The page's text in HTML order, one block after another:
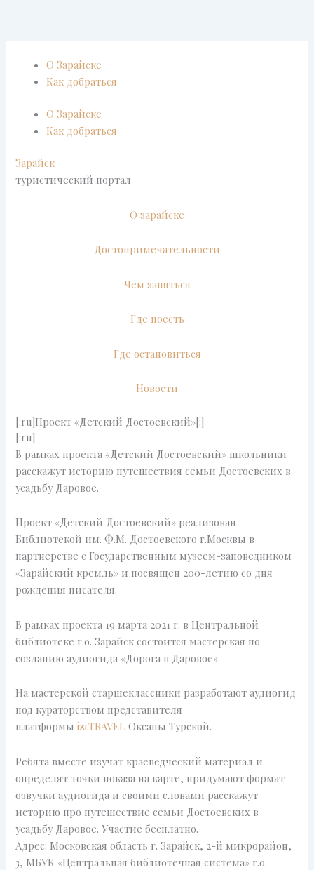
О Зарайске
Как добраться
О Зарайске
Как добраться
Зарайск
туристический портал
О зарайске
Достопримечательности
Чем заняться
Где поесть
Где остановиться
Новости
[:ru]Проект «Детский Достоевский»[:]
[:ru]
В рамках проекта «Детский Достоевский» школьники
расскажут историю путешествия семьи Достоевских в
усадьбу Даровое.
Проект «Детский Достоевский» реализован
Библиотекой им. Ф.М. Достоевского г.Москвы в
партнерстве с Государственным музеем-заповедником
«Зарайский кремль» и посвящен 200-летию со дня
рождения писателя.
В рамках проекта 19 марта 2021 г. в Центральной
библиотеке г.о. Зарайск состоится мастерская по
созданию аудиогида «Дорога в Даровое».
На мастерской старшеклассники разработают аудиогид
под кураторством представителя
платформыizi.TRAVEL Оксаны Турской.
Ребята вместе изучат краеведческий материал и
определят точки показа на карте, придумают формат
озвучки аудиогида и своими словами расскажут
историю про путешествие семьи Достоевских в
усадьбу Даровое. Участие бесплатно.
Адрес: Московская область г. Зарайск, 2-й микрорайон,
3, МБУК «Центральная библиотечная система» г.о.